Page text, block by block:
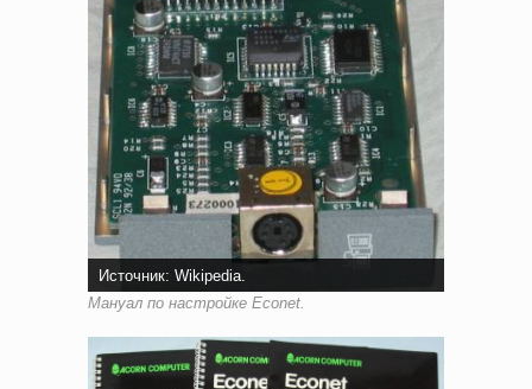
Источник: Wikipedia.
Мануал по настройке Econet.